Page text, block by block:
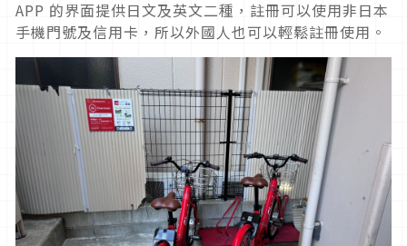
APP 的界面提供日文及英文二種，註冊可以使用非日本
手機門號及信用卡，所以外國人也可以輕鬆註冊使用。